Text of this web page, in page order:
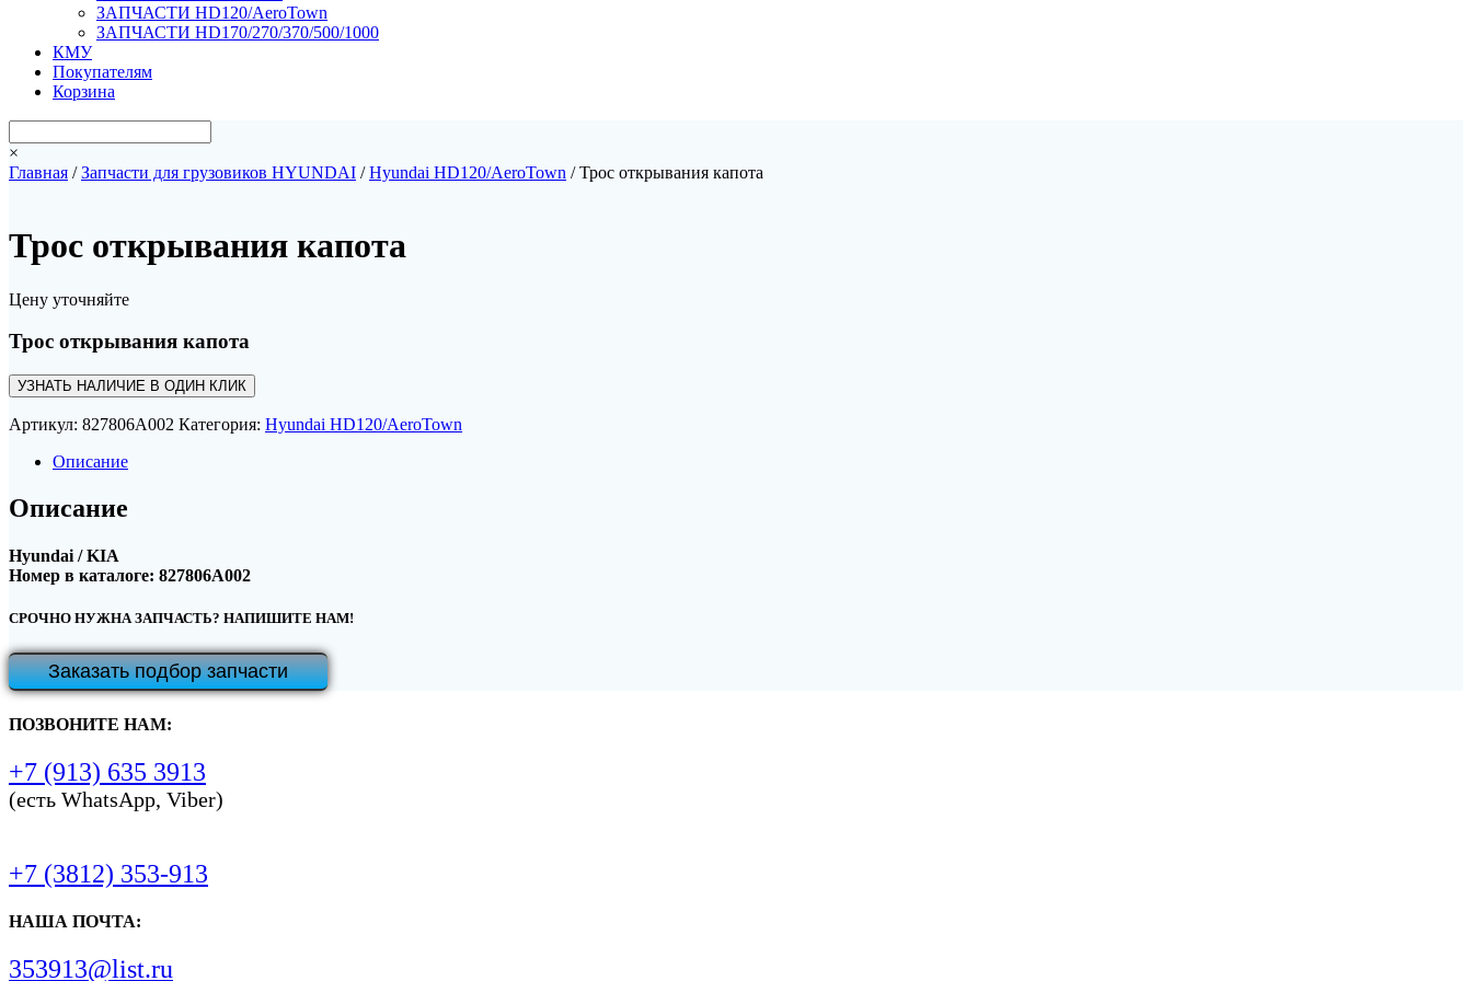
ЗАПЧАСТИ HD120/AeroTown
ЗАПЧАСТИ HD170/270/370/500/1000
КМУ
Покупателям
Корзина
×
Главная /Запчасти для грузовиков HYUNDAI /Hyundai HD120/AeroTown / Трос открывания капота
Трос открывания капота
Цену уточняйте
Трос открывания капота
УЗНАТЬ НАЛИЧИЕ В ОДИН КЛИК
Артикул: 827806A002 Категория: Hyundai HD120/AeroTown
Описание
Описание
Hyundai / KIA
Номер в каталоге: 827806A002
СРОЧНО НУЖНА ЗАПЧАСТЬ? НАПИШИТЕ НАМ!
Заказать подбор запчасти
ПОЗВОНИТЕ НАМ:
+7 (913) 635 3913
(есть WhatsApp, Viber)
+7 (3812) 353-913
НАША ПОЧТА:
353913@list.ru